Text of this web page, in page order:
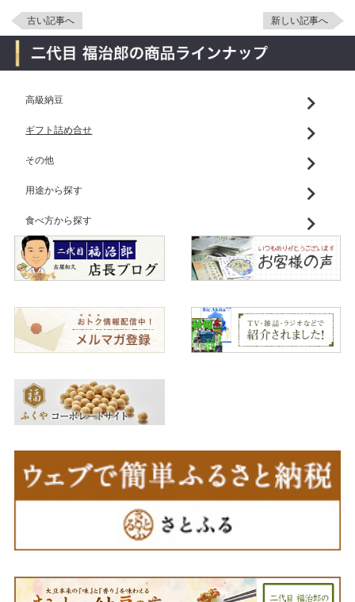
古い記事へ 新しい記事へ
高級納豆
ギフト詰め合せ
その他
用途から探す
食べ方から探す